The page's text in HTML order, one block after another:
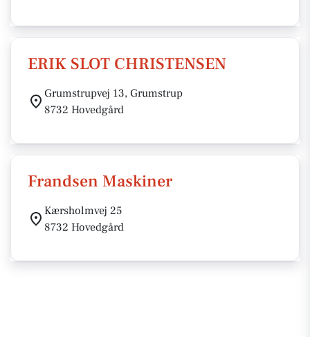
ERIK SLOT CHRISTENSEN
Grumstrupvej 13, Grumstrup
8732 Hovedgård
Frandsen Maskiner
Kærsholmvej 25
8732 Hovedgård